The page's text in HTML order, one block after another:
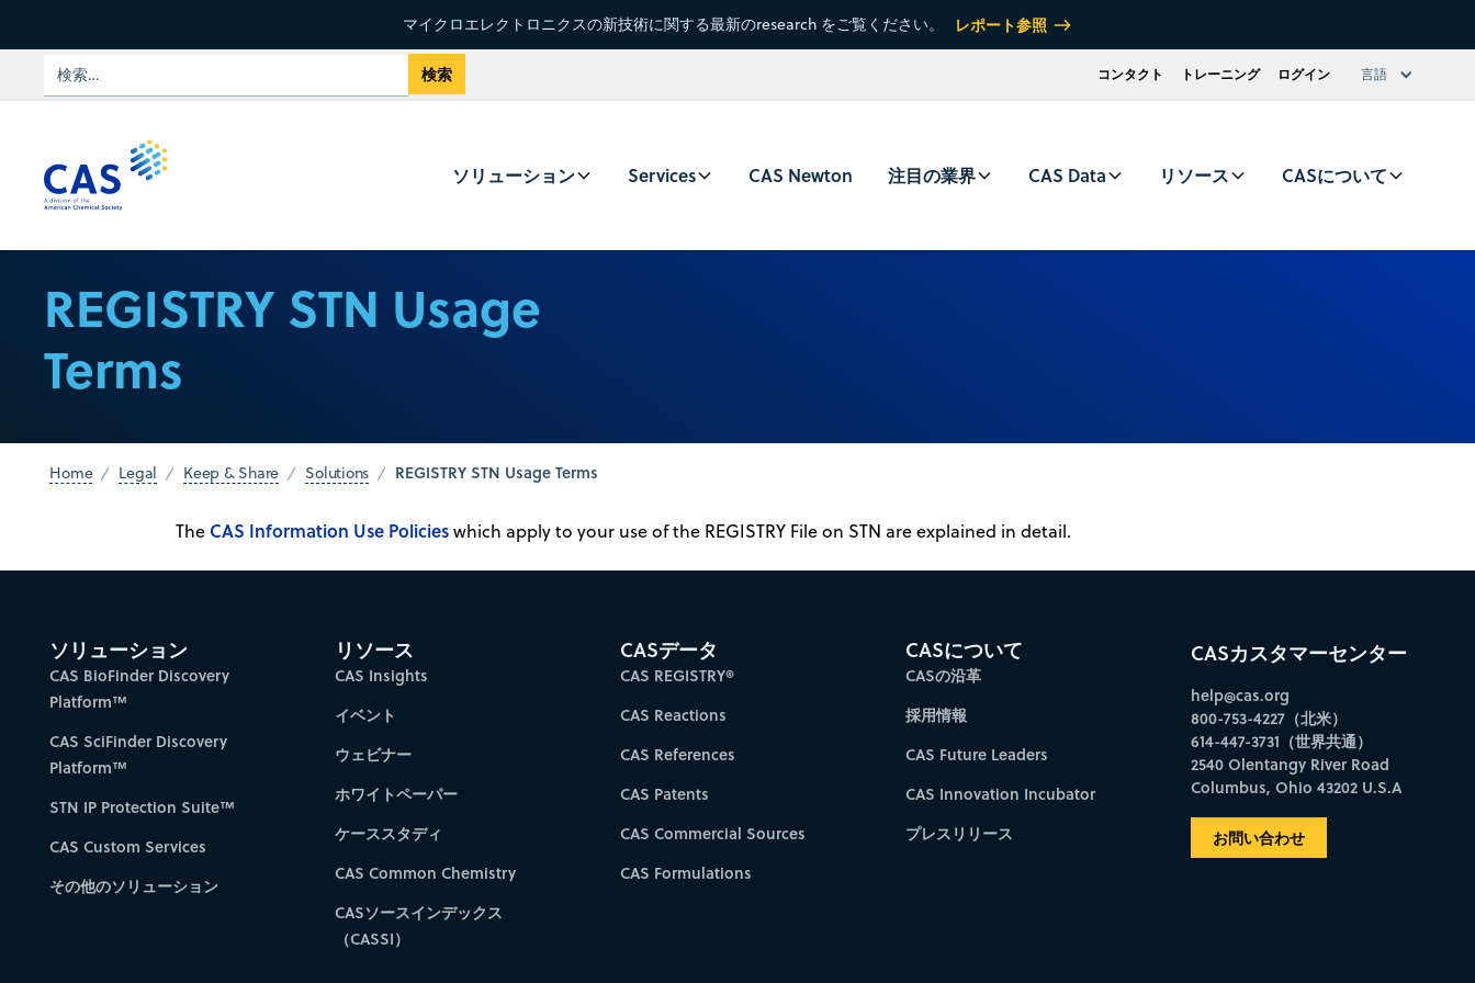
マイクロエレクトロニクスの新技術に関する最新のresearch をご覧ください。 レポート参照
コンタクト トレーニング ログイン 言語
ソリューション Services CAS Newton 注目の業界 CAS Data リソース CASについて
REGISTRY STN Usage
Terms
Home Legal Keep & Share Solutions REGISTRY STN Usage Terms
The CAS Information Use Policieswhich apply to your use of the REGISTRY File on STN are explained in detail.
ソリューション
CAS BioFinder Discovery
Platform™
CAS SciFinder Discovery
Platform™
STN IP Protection Suite™
CAS Custom Services
その他のソリューション
リソース
CAS Insights
イベント
ウェビナー
ホワイトペーパー
ケーススタディ
CAS Common Chemistry
CASソースインデックス
（CASSI）
CASデータ
CAS REGISTRY®
CAS Reactions
CAS References
CAS Patents
CAS Commercial Sources
CAS Formulations
CASについて
CASの沿革
採用情報
CAS Future Leaders
CAS Innovation Incubator
プレスリリース
CASカスタマーセンター
help@cas.org
800-753-4227（北米）
614-447-3731（世界共通）
2540 Olentangy River Road
Columbus, Ohio 43202 U.S.A
お問い合わせ